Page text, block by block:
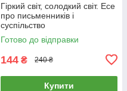
Гіркий світ, солодкий світ. Есе
про письменників і
суспільство
Готово до відправки
144 ₴ 240 ₴
Купити